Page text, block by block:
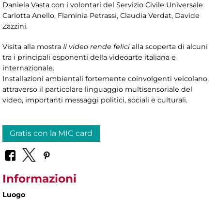
Daniela Vasta con i volontari del Servizio Civile Universale
Carlotta Anello, Flaminia Petrassi, Claudia Verdat, Davide
Zazzini.
Visita alla mostra Il video rende felici alla scoperta di alcuni
tra i principali esponenti della videoarte italiana e
internazionale.
Installazioni ambientali fortemente coinvolgenti veicolano,
attraverso il particolare linguaggio multisensoriale del
video, importanti messaggi politici, sociali e culturali.
Gratis con la MIC card
Informazioni
Luogo